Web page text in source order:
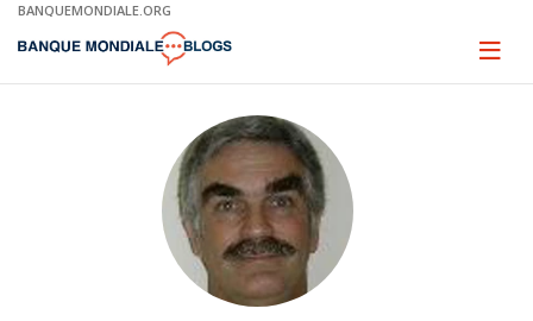
Skip
Main
BANQUEMONDIALE.ORG
Page